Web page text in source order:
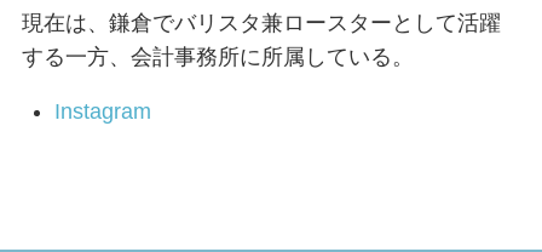
現在は、鎌倉でバリスタ兼ロースターとして活躍
する一方、会計事務所に所属している。
Instagram